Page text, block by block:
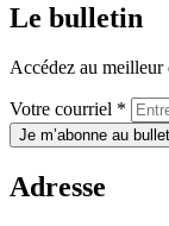
Le bulletin
Accédez au meilleur
Votre courriel *
Je m’abonne au
Adresse